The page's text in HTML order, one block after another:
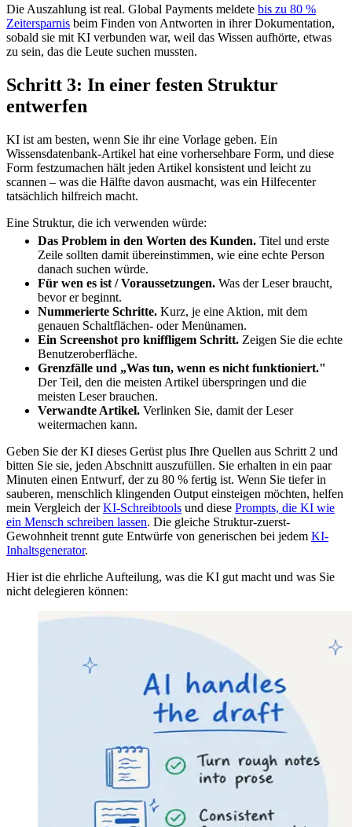
Die Auszahlung ist real. Global Payments meldete bis zu 80 %
Zeitersparnis beim Finden von Antworten in ihrer Dokumentation,
sobald sie mit KI verbunden war, weil das Wissen aufhörte, etwas
zu sein, das die Leute suchen mussten.
Schritt 3: In einer festen Struktur
entwerfen
KI ist am besten, wenn Sie ihr eine Vorlage geben. Ein
Wissensdatenbank-Artikel hat eine vorhersehbare Form, und diese
Form festzumachen hält jeden Artikel konsistent und leicht zu
scannen – was die Hälfte davon ausmacht, was ein Hilfecenter
tatsächlich hilfreich macht.
Eine Struktur, die ich verwenden würde:
Das Problem in den Worten des Kunden. Titel und erste
Zeile sollten damit übereinstimmen, wie eine echte Person
danach suchen würde.
Für wen es ist / Voraussetzungen. Was der Leser braucht,
bevor er beginnt.
Nummerierte Schritte. Kurz, je eine Aktion, mit dem
genauen Schaltflächen- oder Menünamen.
Ein Screenshot pro kniffligem Schritt. Zeigen Sie die echte
Benutzeroberfläche.
Grenzfälle und „Was tun, wenn es nicht funktioniert."
Der Teil, den die meisten Artikel überspringen und die
meisten Leser brauchen.
Verwandte Artikel. Verlinken Sie, damit der Leser
weitermachen kann.
Geben Sie der KI dieses Gerüst plus Ihre Quellen aus Schritt 2 und
bitten Sie sie, jeden Abschnitt auszufüllen. Sie erhalten in ein paar
Minuten einen Entwurf, der zu 80 % fertig ist. Wenn Sie tiefer in
sauberen, menschlich klingenden Output einsteigen möchten, helfen
mein Vergleich derKI-Schreibtools und diese Prompts, die KI wie
ein Mensch schreiben lassen. Die gleiche Struktur-zuerst-
Gewohnheit trennt gute Entwürfe von generischen bei jedem KI-
Inhaltsgenerator.
Hier ist die ehrliche Aufteilung, was die KI gut macht und was Sie
nicht delegieren können: